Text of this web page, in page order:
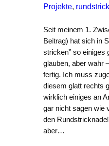
Projekte,
Seit meinem 1.
Beitrag) hat sich in
stricken” so einiges
glauben, aber wahr
fertig. Ich muss
diesem glatt rechts
wirklich einiges an
gar nicht sagen wie
den
aber…